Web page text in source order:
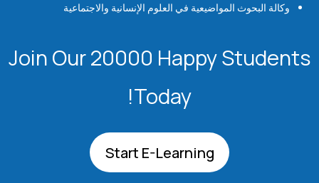
وكالة البحوث المواضيعية في العلوم الإنسانية والاجتماعية
Join Our 20000 Happy Students​
Today!
Start E-Learning